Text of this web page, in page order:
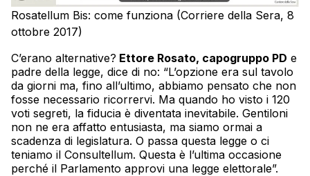
Rosatellum Bis: come funziona (Corriere della Sera, 8
ottobre 2017)
C’erano alternative? Ettore Rosato, capogruppo PD e
padre della legge, dice di no: “L’opzione era sul tavolo
da giorni ma, fino all’ultimo, abbiamo pensato che non
fosse necessario ricorrervi. Ma quando ho visto i 120
voti segreti, la fiducia è diventata inevitabile. Gentiloni
non ne era affatto entusiasta, ma siamo ormai a
scadenza di legislatura. O passa questa legge o ci
teniamo il Consultellum. Questa è l’ultima occasione
perché il Parlamento approvi una legge elettorale”.